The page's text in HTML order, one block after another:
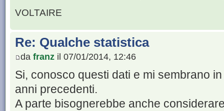
VOLTAIRE
Re: Qualche statistica
da franz il 07/01/2014, 12:46
Si, conosco questi dati e mi sembrano
anni precedenti.
A parte bisognerebbe anche